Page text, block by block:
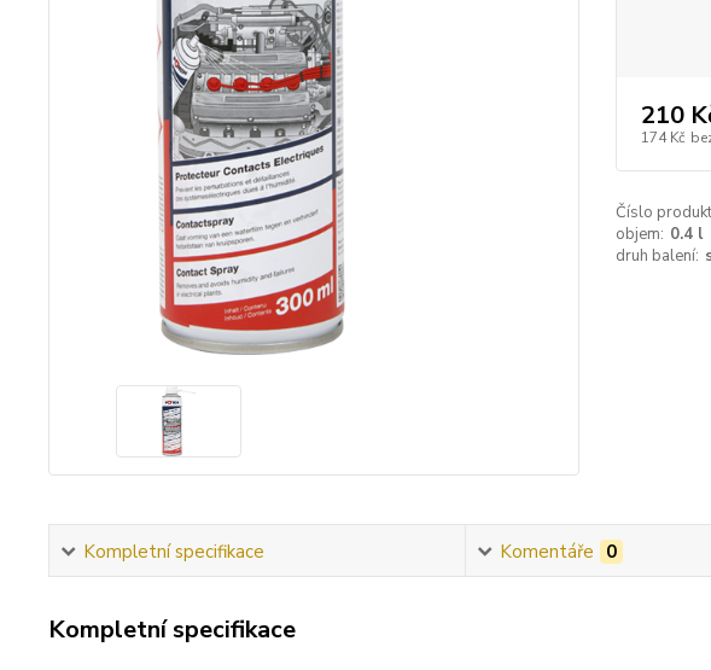
210
174 Kč
Číslo
objem: 0.4 l
druh balení:
Kompletní specifikace Komentáře 0
Kompletní specifikace